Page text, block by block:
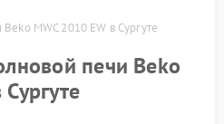
MWC 2010 EW в Сургуте
печи Beko